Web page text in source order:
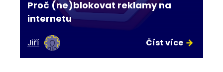
Proč (ne)blokovat reklamy na
internetu
Jiří Číst více